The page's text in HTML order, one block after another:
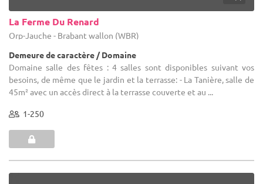
La Ferme Du Renard
Orp-Jauche - Brabant wallon (WBR)
Demeure de caractère / Domaine
Domaine salle des fêtes : 4 salles sont disponibles suivant vos
besoins, de même que le jardin et la terrasse: - La Tanière, salle de
45m² avec un accès direct à la terrasse couverte et au ...
1-250